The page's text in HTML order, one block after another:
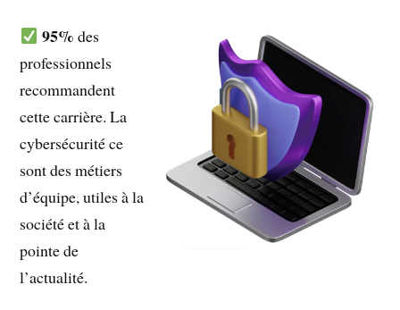
95% des
professionnels
recommandent
cette carrière. La
cybersécurité ce
sont des métiers
d’équipe, utiles à la
société et à la
pointe de
l’actualité.